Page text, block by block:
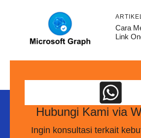
ARTIKEL
Cara
Link
Hubungi Kami via
Ingin konsultasi terkait